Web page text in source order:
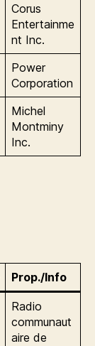
Corus
Entertainme
nt Inc.
Power
Corporation
Michel
Montminy
Inc.
Prop./Info
Radio
communaut
aire de